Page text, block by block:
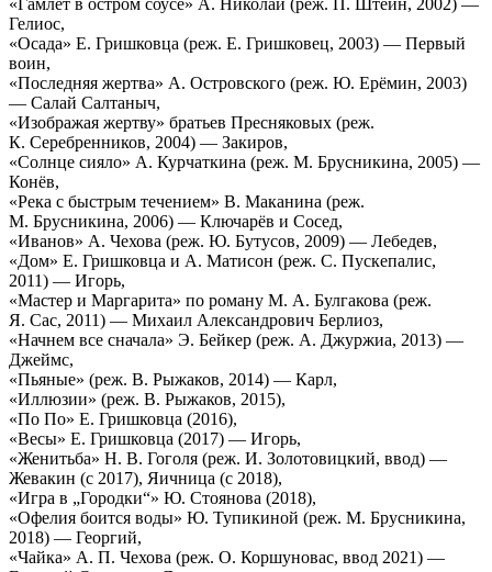
«Гамлет в остром соусе» А. Николаи (реж. П. Штейн, 2002) —
Гелиос,
«Осада» Е. Гришковца (реж. Е. Гришковец, 2003) — Первый
воин,
«Последняя жертва» А. Островского (реж. Ю. Ерёмин, 2003)
— Салай Салтаныч,
«Изображая жертву» братьев Пресняковых (реж.
К. Серебренников, 2004) — Закиров,
«Солнце сияло» А. Курчаткина (реж. М. Брусникина, 2005) —
Конёв,
«Река с быстрым течением» В. Маканина (реж.
М. Брусникина, 2006) — Ключарёв и Сосед,
«Иванов» А. Чехова (реж. Ю. Бутусов, 2009) — Лебедев,
«Дом» Е. Гришковца и А. Матисон (реж. С. Пускепалис,
2011) — Игорь,
«Мастер и Маргарита» по роману М. А. Булгакова (реж.
Я. Сас, 2011) — Михаил Александрович Берлиоз,
«Начнем все сначала» Э. Бейкер (реж. А. Джуржиа, 2013) —
Джеймс,
«Пьяные» (реж. В. Рыжаков, 2014) — Карл,
«Иллюзии» (реж. В. Рыжаков, 2015),
«По По» Е. Гришковца (2016),
«Весы» Е. Гришковца (2017) — Игорь,
«Женитьба» Н. В. Гоголя (реж. И. Золотовицкий, ввод) —
Жевакин (с 2017), Яичница (с 2018),
«Игра в „Городки“» Ю. Стоянова (2018),
«Офелия боится воды» Ю. Тупикиной (реж. М. Брусникина,
2018) — Георгий,
«Чайка» А. П. Чехова (реж. О. Коршуновас, ввод 2021) —